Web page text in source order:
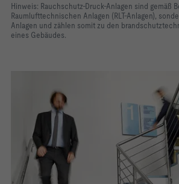
Hinweis: Rauchschutz-Druck-Anlagen sind gemäß
Raumlufttechnischen Anlagen (RLT-Anlagen),
Anlagen und zählen somit zu den
eines Gebäudes.